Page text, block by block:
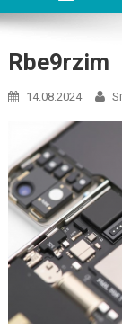
Rbe9rzim
14.08.2024